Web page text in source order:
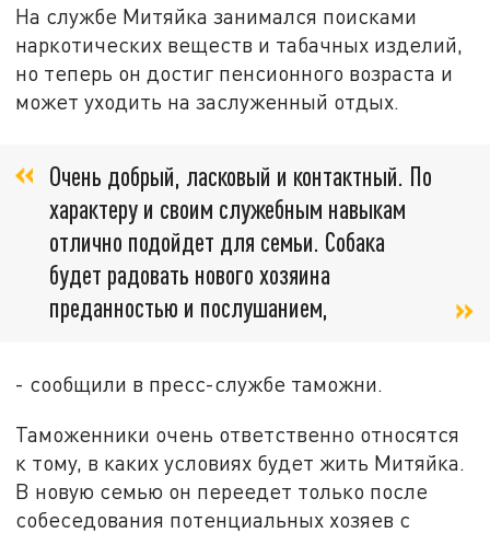
На службе Митяйка занимался поисками
наркотических веществ и табачных изделий,
но теперь он достиг пенсионного возраста и
может уходить на заслуженный отдых.
Очень добрый, ласковый и контактный. По
характеру и своим служебным навыкам
отлично подойдет для семьи. Собака
будет радовать нового хозяина
преданностью и послушанием,
- сообщили в пресс-службе таможни.
Таможенники очень ответственно относятся
к тому, в каких условиях будет жить Митяйка.
В новую семью он переедет только после
собеседования потенциальных хозяев с